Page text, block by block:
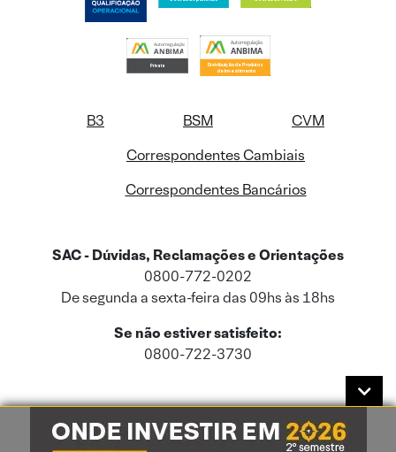
B3 BSM
CVM
Correspondentes Cambiais
Correspondentes Bancários
SAC - Dúvidas, Reclamações e Orientações
0800-772-0202
De segunda a sexta-feira das 09hs às 18hs
Se não estiver satisfeito:
0800-722-3730
Este site usa cookies e dados pessoais de acordo com a nossaPolítica de
Cookies
e a nossaPolítica de Privacidade.